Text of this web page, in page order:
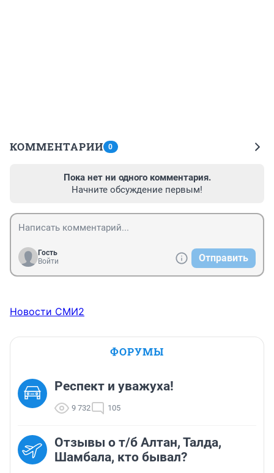
КОММЕНТАРИИ 0
Пока нет ни одного комментария.
Начните обсуждение первым!
Гость
Войти
Отправить
Новости СМИ2
ФОРУМЫ
Респект и уважуха!
9 732 105
Отзывы о т/б Алтан, Талда,
Шамбала, кто бывал?